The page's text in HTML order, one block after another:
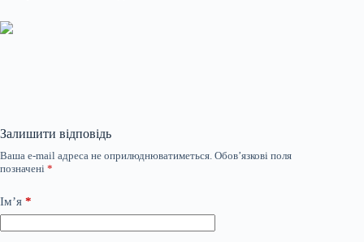
Залишити відповідь
Ваша e-mail адреса не оприлюднюватиметься. Обов’язкові поля
позначені *
Ім’я *